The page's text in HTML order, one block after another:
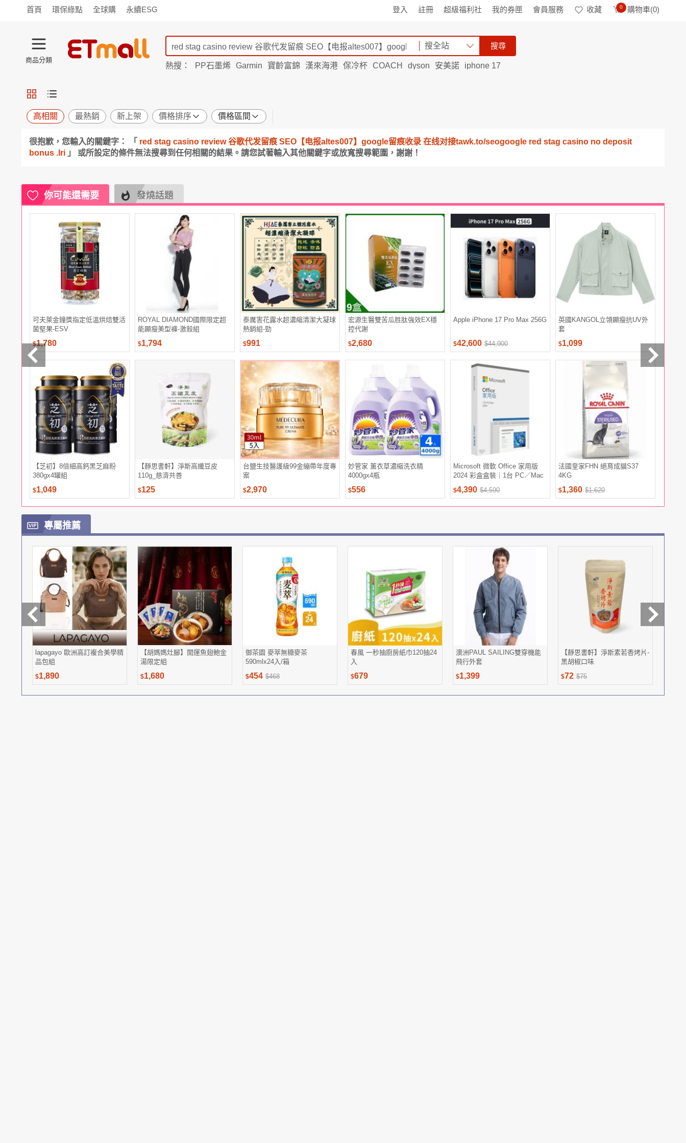
首頁 環保綠點 全球購 永續ESG 登入 註冊 超級福利社 我的券匣 會員服務 收藏 0 購物車(0)
商品分類
旅遊
寵物
保健
用品 機能
窈窕
日用
紙品 清潔
口腔
鍋具
杯瓶 廚衛
休閒
寢具
家具 收納
宗教
Apple
小米 手機平板
穿戴
電視 季節
廚房
週邊 電玩
耳機
彩妝 美髮 香氛
搜全站 搜尋
熱搜： PP石墨烯 Garmin 寶齡富錦 漢來海港 保冷杯 COACH dyson 安美諾
iphone 17
高相關 最熱銷 新上架 價格排序 價格區間
很抱歉，您輸入的關鍵字： 「 red stag casino review 谷歌代发留痕 SEO【电报altes007】google留痕收录 在线对接tawk.to/seogoogle red stag casino no deposit
bonus .lri 」 或所設定的條件無法搜尋到任何相關的結果。請您試著輸入其他關鍵字或放寬搜尋範圍，謝謝！
你可能還需要 發燒話題
可夫萊金鐘獎指定低溫烘焙雙活
菌堅果-ESV
$1,780
ROYAL DIAMOND國際限定超
能顯瘦美型褲-激殺組
$1,794
泰厲害花露水超濃縮清潔大凝球
熱銷組-勁
$991
宏源生醫雙苦瓜胜肽強效EX穩
控代謝
$2,680
Apple iPhone 17 Pro Max 256G
$42,600 $44,900
英國KANGOL立領顯瘦抗UV外
套
$1,099
【芝初】8倍細高鈣黑芝麻粉
380gx4罐組
$1,049
【靜思書軒】淨斯高纖豆皮
110g_慈濟共善
$125
台鹽生技醫護級99金繃帶年度專
案
$2,970
妙管家 薰衣草濃縮洗衣精
4000gx4瓶
$556
Microsoft 微軟 Office 家用版
2024 彩盒盒裝｜1台 PC／Mac
$4,390 $4,590
法國皇家FHN 絕育成貓S37
4KG
$1,360 $1,620
$2,480
專屬推薦
lapagayo 歐洲高訂複合美學精
品包組
$1,890
【胡媽媽灶腳】開運魚翅鮑金
湯限定組
$1,680
御茶園 麥萃無糖麥茶
590mlx24入/箱
$454 $468
春風 一秒抽廚房紙巾120抽24
入
$679
澳洲PAUL SAILING雙穿機能
飛行外套
$1,399
【靜思書軒】淨斯素若香烤片-
黑胡椒口味
$72 $75